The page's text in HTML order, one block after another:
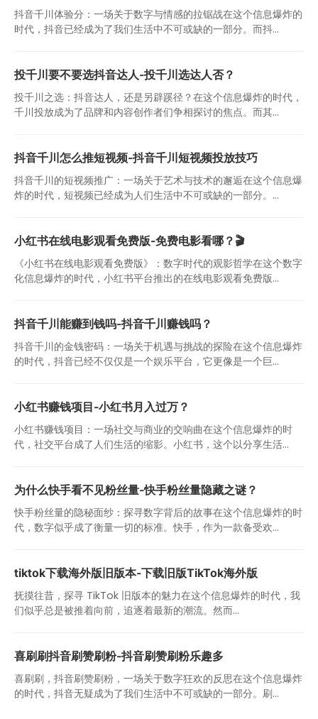
抖音千川体验分：一场关于数字与情感的拉锯战在这个信息爆炸的
时代，抖音已经成为了我们生活中不可或缺的一部分。而抖...
投千川要不要选抖音达人-投千川选达人否？
投千川之选：抖音达人，还是另辟蹊径？在这个信息爆炸的时代，
千川投放成为了品牌和内容创作者们争相探讨的焦点。而其...
抖音千川怎么推短视频-抖音千川短视频投放技巧
抖音千川的短视频推广：一场关于艺术与技术的邂逅在这个信息爆
炸的时代，短视频已经成为人们生活中不可或缺的一部分。...
小红书在线电影观看免费版-免费电影看哪？🎬
《小红书在线电影观看免费版》：数字时代的观影哲学在这个数字
化信息爆炸的时代，小红书平台推出的在线电影观看免费版...
抖音千川能赚到钱吗-抖音千川赚钱吗？
抖音千川的金钱密码：一场关于机遇与挑战的探险在这个信息爆炸
的时代，抖音已经不仅仅是一个娱乐平台，它更像是一个巨...
小红书赚钱项目-小红书月入过万？
小红书赚钱项目：一场社交与商业的交响曲在这个信息爆炸的时
代，社交平台成了人们生活的缩影。小红书，这个以分享生活...
为什么快手看不见粉丝量-快手粉丝量隐藏之谜？
快手粉丝量的隐秘面纱：探寻数字背后的故事在这个信息爆炸的时
代，数字似乎成了衡量一切的标准。快手，作为一款备受欢...
tiktok下载海外版旧版本-下载旧版TikTok海外版
抚摸往昔，探寻 TikTok 旧版本的魅力在这个信息爆炸的时代，我
们似乎总是被推着向前，追逐着最新的潮流。然而...
喜刷刷抖音刷赞刷粉-抖音刷赞刷粉乐趣多
喜刷刷，抖音刷赞刷粉，一场关于数字狂欢的反思在这个信息爆炸
的时代，抖音无疑成为了我们生活中不可或缺的一部分。刷...